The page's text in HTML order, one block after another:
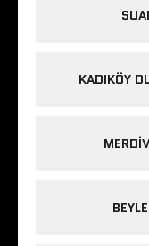
KADIKÖY